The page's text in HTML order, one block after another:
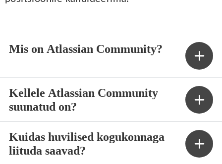
Mis on Atlassian Community?
Kellele Atlassian Community
suunatud on?
Kuidas huvilised kogukonnaga
liituda saavad?